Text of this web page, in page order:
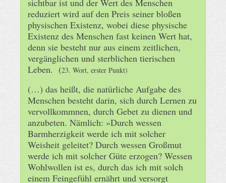
sichtbar ist und der Wert des Menschen
reduziert wird auf den Preis seiner bloßen
physischen Existenz, wobei diese physische
Existenz des Menschen fast keinen Wert hat,
denn sie besteht nur aus einem zeitlichen,
vergänglichen und sterblichen tierischen
Leben. (23. Wort, erster Punkt)
(…) das heißt, die natürliche Aufgabe des
Menschen besteht darin, sich durch Lernen zu
vervollkommnen, durch Gebet zu dienen und
anzubeten. Nämlich: »Durch wessen
Barmherzigkeit werde ich mit solcher
Weisheit geleitet? Durch wessen Großmut
werde ich mit solcher Güte erzogen? Wessen
Wohlwollen ist es, durch das ich mit solch
einem Feingefühl ernährt und versorgt